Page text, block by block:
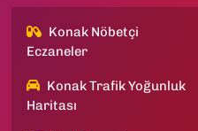
Konak Nöbetçi
Eczaneler
Konak Trafik Yoğunluk
Haritası